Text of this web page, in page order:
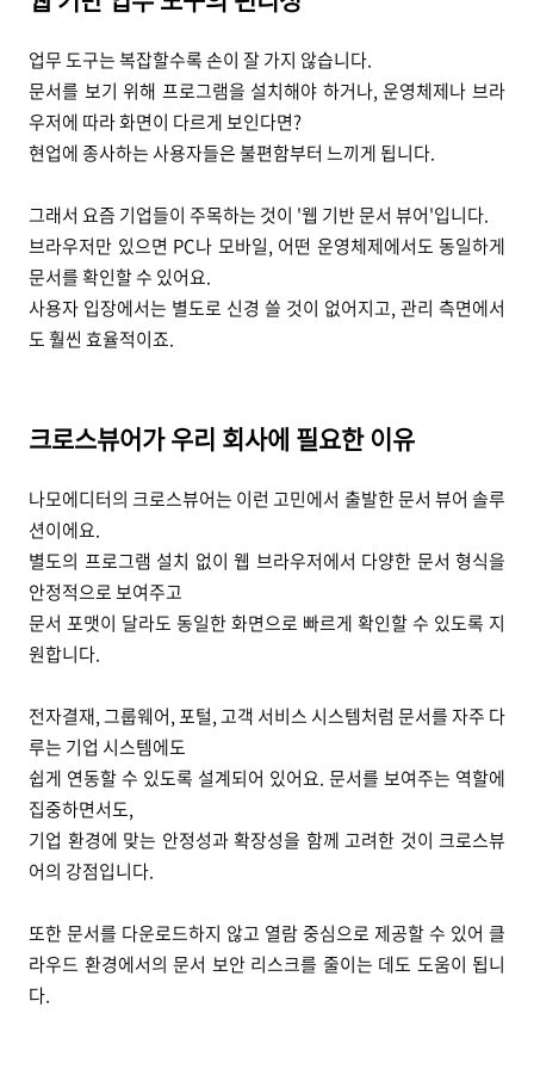
업무 도구는 복잡할수록 손이 잘 가지 않습니다.
문서를 보기 위해 프로그램을 설치해야 하거나, 운영체제나 브라
우저에 따라 화면이 다르게 보인다면?
현업에 종사하는 사용자들은 불편함부터 느끼게 됩니다.
그래서 요즘 기업들이 주목하는 것이 '웹 기반 문서 뷰어'입니다.
브라우저만 있으면 PC나 모바일, 어떤 운영체제에서도 동일하게
문서를 확인할 수 있어요.
사용자 입장에서는 별도로 신경 쓸 것이 없어지고, 관리 측면에서
도 훨씬 효율적이죠.
크로스뷰어가 우리 회사에 필요한 이유
나모에디터의 크로스뷰어는 이런 고민에서 출발한 문서 뷰어 솔루
션이에요.
별도의 프로그램 설치 없이 웹 브라우저에서 다양한 문서 형식을
안정적으로 보여주고
문서 포맷이 달라도 동일한 화면으로 빠르게 확인할 수 있도록 지
원합니다.
전자결재, 그룹웨어, 포털, 고객 서비스 시스템처럼 문서를 자주 다
루는 기업 시스템에도
쉽게 연동할 수 있도록 설계되어 있어요. 문서를 보여주는 역할에
집중하면서도,
기업 환경에 맞는 안정성과 확장성을 함께 고려한 것이 크로스뷰
어의 강점입니다.
또한 문서를 다운로드하지 않고 열람 중심으로 제공할 수 있어 클
라우드 환경에서의 문서 보안 리스크를 줄이는 데도 도움이 됩니
다.